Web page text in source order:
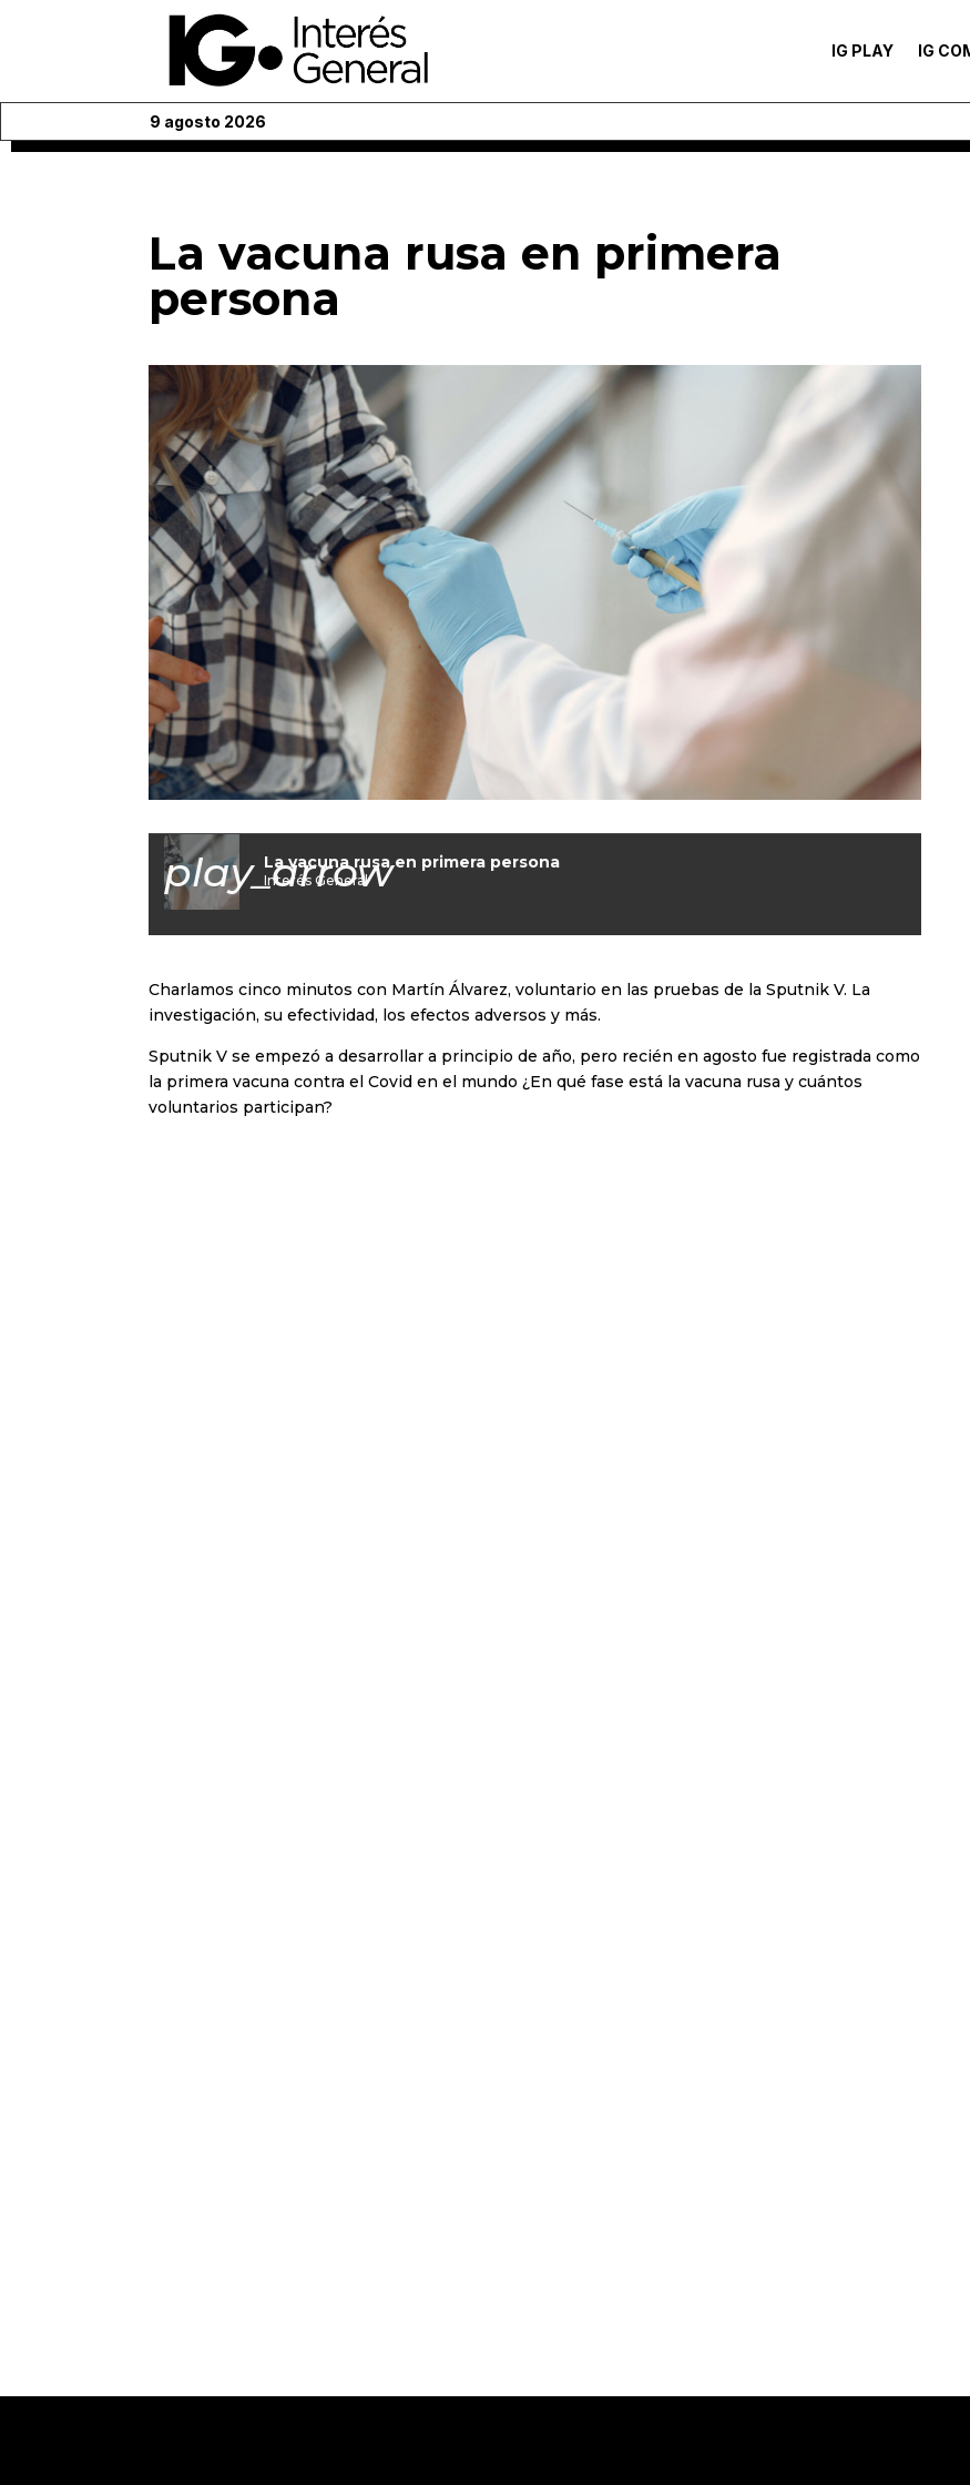
IG PLAY IG
9 agosto 2026
La vacuna rusa en primera
persona
play_arrow
La vacuna rusa en primera persona
Interés General
Charlamos cinco minutos con Martín Álvarez, voluntario en las pruebas de la Sputnik V. La
investigación, su efectividad, los efectos adversos y más.
Sputnik V se empezó a desarrollar a principio de año, pero recién en agosto fue registrada como
la primera vacuna contra el Covid en el mundo ¿En qué fase está la vacuna rusa y cuántos
voluntarios participan?